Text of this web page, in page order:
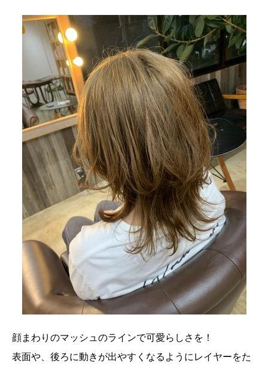
顔まわりのマッシュのラインで可愛らしさを！
表面や、後ろに動きが出やすくなるようにレイヤーをた